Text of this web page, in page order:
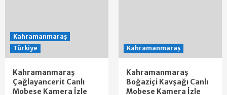
Kahramanmaraş
Türkiye
Kahramanmaraş
Çağlayancerit Canlı
Mobese Kamera İzle
Kahramanmaraş
Kahramanmaraş
Boğaziçi Kavşağı Canlı
Mobese Kamera İzle